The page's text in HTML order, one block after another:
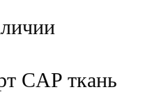
CAP ткань